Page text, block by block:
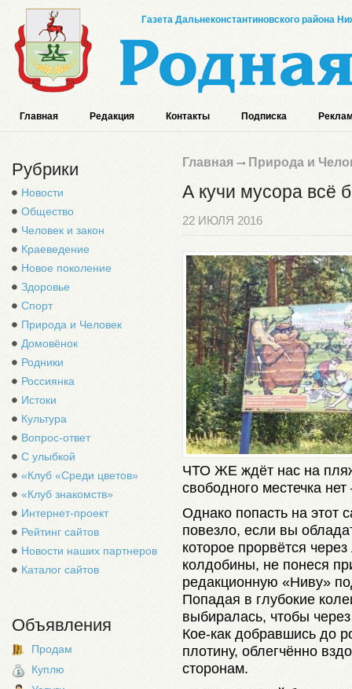
Газета Дальнеконстантиновского района
Главная Редакция Контакты Подписка
Рубрики
Новости
Общество
Человек и закон
Краеведение
Новое поколение
Здоровье
Спорт
Природа и Человек
Домовёнок
Родники
Россиянка
Истоки
Культура
Вопрос-ответ
С улыбкой
«Клуб «Среди цветов»
«Клуб знакомств»
Интернет-проект
Рейтинг сайтов
Новости наших партнеров
Каталог сайтов
Объявления
Продам
Куплю
Главная Природа и
А кучи мусора всё
22 ИЮЛЯ 2016
ЧТО ЖЕ ждёт нас на
свободного местечка
Однако попасть на этот
повезло, если вы
которое прорвётся
колдобины, не понеся
редакционную «Ниву»
Попадая в глубокие
выбиралась, чтобы
Кое-как добравшись до
плотину, облегчённо
сторонам.